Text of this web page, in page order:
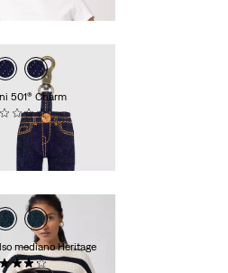
501® Charm
(0)
€
mediano Heritage
(10)